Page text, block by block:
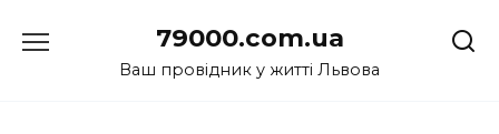
до
79000.com.ua
Ваш провідник у житті Львова